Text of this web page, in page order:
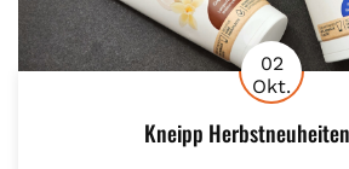
02
Okt.
Kneipp